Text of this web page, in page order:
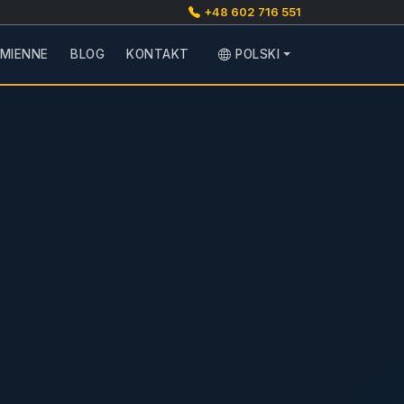
+48 602 716 551
BLOG KONTAKT POLSKI